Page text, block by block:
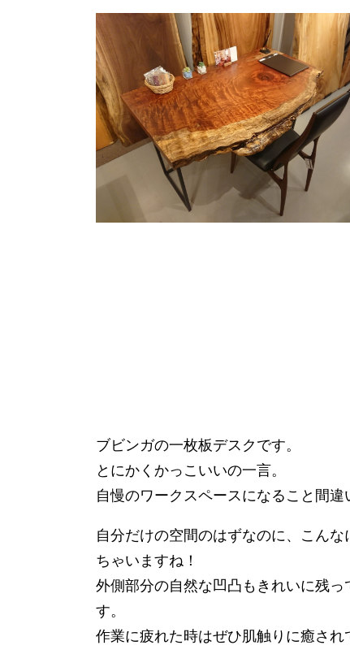
ブビンガの一枚板デスクです。
とにかくかっこいいの一言。
自慢のワークスペースになること間違
自分だけの空間のはずなのに、こん
ちゃいますね！
外側部分の自然な凹凸もきれいに残
す。
作業に疲れた時はぜひ肌触りに癒され